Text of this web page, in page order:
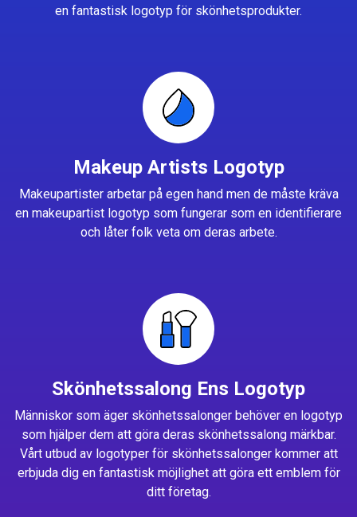
en fantastisk logotyp för skönhetsprodukter.
Makeup Artists Logotyp
Makeupartister arbetar på egen hand men de måste kräva
en makeupartist logotyp som fungerar som en identifierare
och låter folk veta om deras arbete.
Skönhetssalong Ens Logotyp
Människor som äger skönhetssalonger behöver en logotyp
som hjälper dem att göra deras skönhetssalong märkbar.
Vårt utbud av logotyper för skönhetssalonger kommer att
erbjuda dig en fantastisk möjlighet att göra ett emblem för
ditt företag.